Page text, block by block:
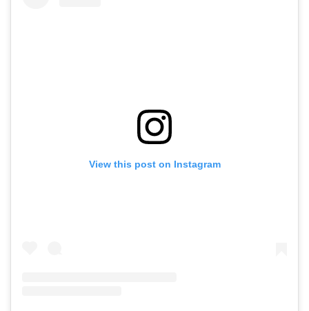
View this post on Instagram